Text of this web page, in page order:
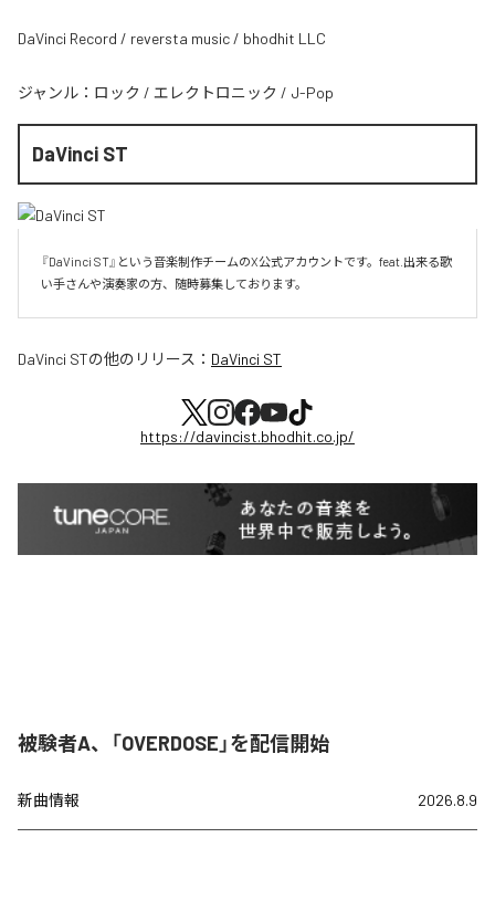
DaVinci Record / reversta music / bhodhit LLC
ジャンル： ロック / エレクトロニック / J-Pop
DaVinci ST
『DaVinci ST』という音楽制作チームのX公式アカウントです。feat.出来る歌
い手さんや演奏家の方、随時募集しております。
DaVinci STの他のリリース： DaVinci ST
https://davincist.bhodhit.co.jp/
被験者A、「OVERDOSE」を配信開始
新曲情報 2026.8.9